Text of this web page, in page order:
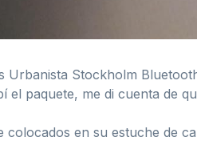
Stockholm
paquete, me di cuenta de
en su estuche de